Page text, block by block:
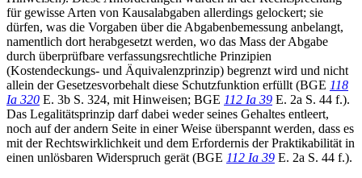
für gewisse Arten von Kausalabgaben allerdings gelockert; sie
dürfen, was die Vorgaben über die Abgabenbemessung anbelangt,
namentlich dort herabgesetzt werden, wo das Mass der Abgabe
durch überprüfbare verfassungsrechtliche Prinzipien
(Kostendeckungs- und Äquivalenzprinzip) begrenzt wird und nicht
allein der Gesetzesvorbehalt diese Schutzfunktion erfüllt (BGE 118
Ia 320 E. 3b S. 324, mit Hinweisen; BGE 112 Ia 39 E. 2a S. 44 f.).
Das Legalitätsprinzip darf dabei weder seines Gehaltes entleert,
noch auf der andern Seite in einer Weise überspannt werden, dass es
mit der Rechtswirklichkeit und dem Erfordernis der Praktikabilität in
einen unlösbaren Widerspruch gerät (BGE 112 Ia 39 E. 2a S. 44 f.).